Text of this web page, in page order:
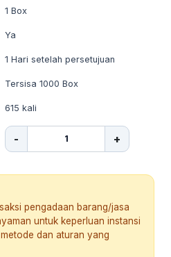
1 Box
Ya
1 Hari setelah persetujuan
Tersisa 1000 Box
615 kali
- +
pengadaan barang/jasa
untuk keperluan instansi
dan aturan yang